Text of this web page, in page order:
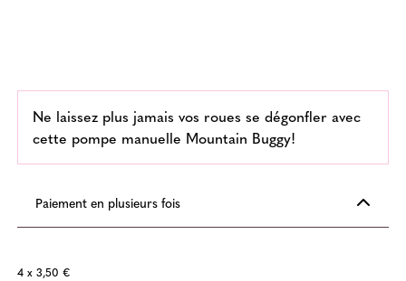
Ne laissez plus jamais vos roues se dégonfler avec
cette pompe manuelle Mountain Buggy!
Paiement en plusieurs fois
4 x 3,50 €